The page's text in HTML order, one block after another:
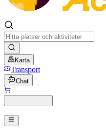
Karta
Transport
Chat